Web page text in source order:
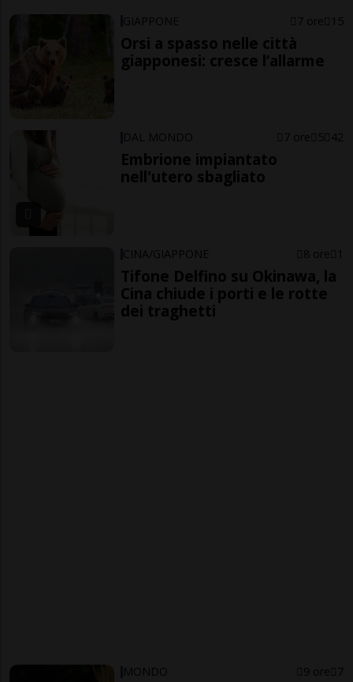
GIAPPONE 7 ore 15
Orsi a spasso nelle città
giapponesi: cresce l’allarme
DAL MONDO 7 ore 5 42
Embrione impiantato
nell'utero sbagliato
CINA/GIAPPONE 8 ore 1
Tifone Delfino su Okinawa, la
Cina chiude i porti e le rotte
dei traghetti
MONDO 9 ore 7